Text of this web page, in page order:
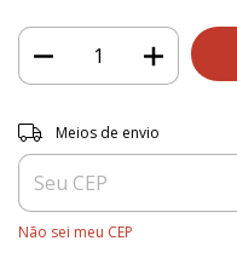
Entregas para o CEP:
Meios de envio
Não sei meu CEP